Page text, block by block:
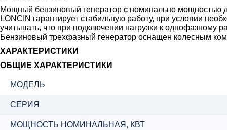
Мощный бензиновый генератор с номинально мощностью
LONCIN гарантирует стабильную работу, при условии
учитывать, что при подключении нагрузки к однофазному
Бензиновый трехфазный генератор оснащен колесным
ХАРАКТЕРИСТИКИ
ОБЩИЕ ХАРАКТЕРИСТИКИ
МОДЕЛЬ
СЕРИЯ
МОЩНОСТЬ НОМИНАЛЬНАЯ, КВТ